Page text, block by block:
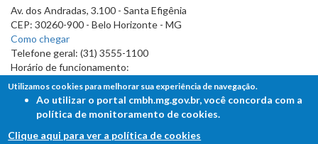
Av. dos Andradas, 3.100 - Santa Efigênia
CEP: 30260-900 - Belo Horizonte - MG
Como chegar
Telefone geral: (31) 3555-1100
Horário de funcionamento:
7h às 19h
Utilizamos cookies para melhorar sua experiência de navegação.
Ao utilizar o portal cmbh.mg.gov.br, você concorda com a
política de monitoramento de cookies.
Clique aqui para ver a política de cookies